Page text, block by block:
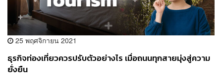
25 พฤศจิกายน 2021
ธุรกิจท่องเที่ยวควรปรับตัวอย่างไร เมื่อถนนทุกสายมุ่งสู่ความ
ยั่งยืน